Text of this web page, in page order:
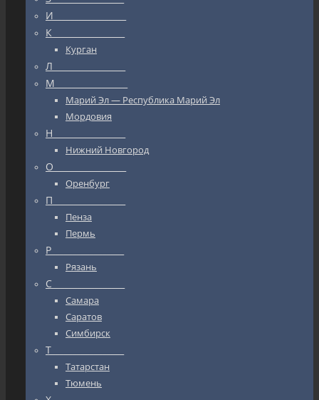
И_________________
К_________________
Курган
Л_________________
М_________________
Марий Эл — Республика Марий Эл
Мордовия
Н_________________
Нижний Новгород
О_________________
Оренбург
П_________________
Пенза
Пермь
Р_________________
Рязань
С_________________
Самара
Саратов
Симбирск
Т_________________
Татарстан
Тюмень